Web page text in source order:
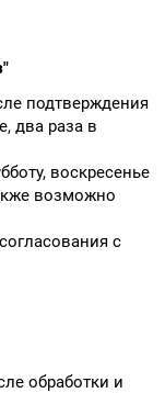
подтверждения
два раза в
воскресенье
возможно
с
обработки и